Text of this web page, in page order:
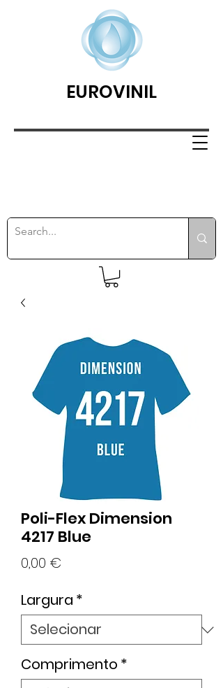
EUROVINIL
Poli-Flex Dimension
4217 Blue
0,00 €
Largura *
Comprimento *